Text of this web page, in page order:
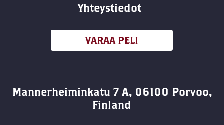
Yhteystiedot
VARAA PELI
Mannerheiminkatu 7 A, 06100 Porvoo,
Finland